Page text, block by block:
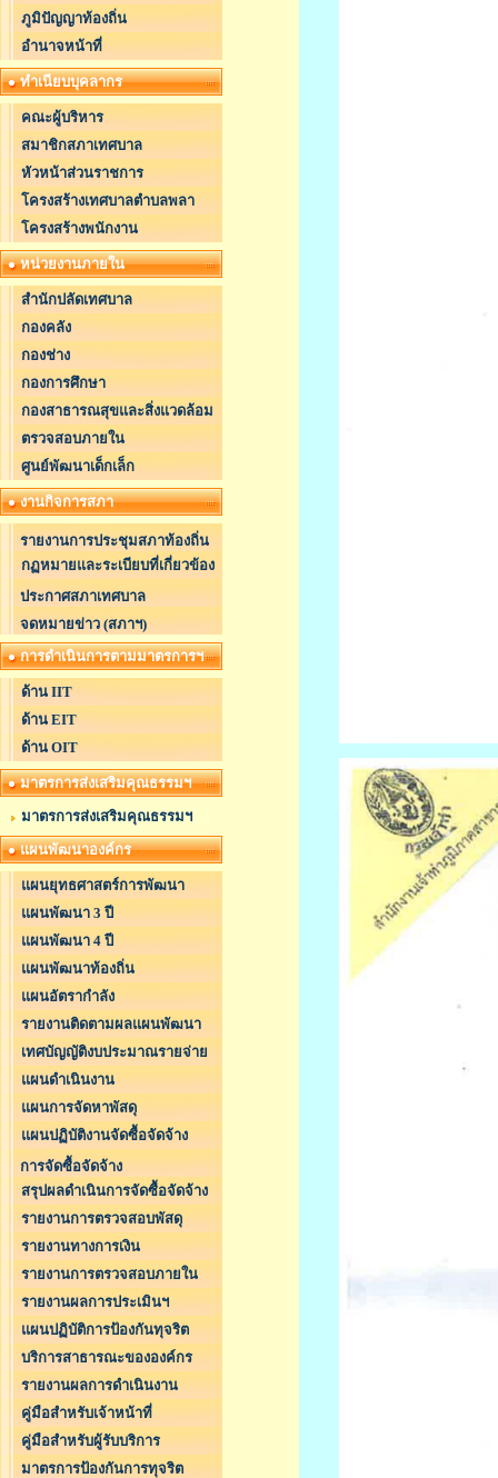
ภูมิปัญญาท้องถิ่น
อำนาจหน้าที่
ทำเนียบบุคลากร
คณะผู้บริหาร
สมาชิกสภาเทศบาล
หัวหน้าส่วนราชการ
โครงสร้างเทศบาลตำบลพลา
โครงสร้างพนักงาน
หน่วยงานภายใน
สำนักปลัดเทศบาล
กองคลัง
กองช่าง
กองการศึกษา
กองสาธารณสุขและสิ่งแวดล้อม
ตรวจสอบภายใน
ศูนย์พัฒนาเด็กเล็ก
งานกิจการสภา
รายงานการประชุมสภาท้องถิ่น
กฏหมายและระเบียบที่เกี่ยวข้อง
ประกาศสภาเทศบาล
จดหมายข่าว (สภาฯ)
การดำเนินการตามมาตรการฯ
ด้าน IIT
ด้าน EIT
ด้าน OIT
มาตรการส่งเสริมคุณธรรมฯ
มาตรการส่งเสริมคุณธรรมฯ
แผนพัฒนาองค์กร
แผนยุทธศาสตร์การพัฒนา
แผนพัฒนา 3 ปี
แผนพัฒนา 4 ปี
แผนพัฒนาท้องถิ่น
แผนอัตรากำลัง
รายงานติดตามผลแผนพัฒนา
เทศบัญญัติงบประมาณรายจ่าย
แผนดำเนินงาน
แผนการจัดหาพัสดุ
แผนปฏิบัติงานจัดซื้อจัดจ้าง
การจัดซื้อจัดจ้าง
สรุปผลดำเนินการจัดซื้อจัดจ้าง
รายงานการตรวจสอบพัสดุ
รายงานทางการเงิน
รายงานการตรวจสอบภายใน
รายงานผลการประเมินฯ
แผนปฏิบัติการป้องกันทุจริต
บริการสาธารณะขององค์กร
รายงานผลการดำเนินงาน
คู่มือสำหรับเจ้าหน้าที่
คู่มือสำหรับผู้รับบริการ
มาตรการป้องกันการทุจริต